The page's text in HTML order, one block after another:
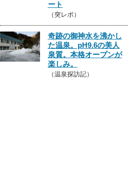
ート
（突レポ）
奇跡の御神水を沸かし
た温泉。pH9.6の美人
泉質。本格オープンが
楽しみ。
（温泉探訪記）